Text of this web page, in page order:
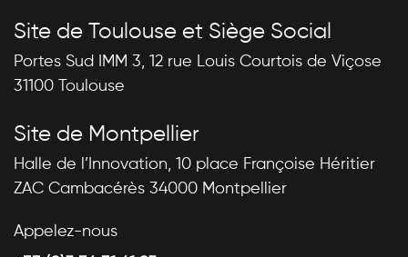
Site de Toulouse et Siège Social
Portes Sud IMM 3, 12 rue Louis Courtois de Viçose
31100 Toulouse
Site de Montpellier
Halle de l’Innovation, 10 place Françoise Héritier
ZAC Cambacérès 34000 Montpellier
Appelez-nous